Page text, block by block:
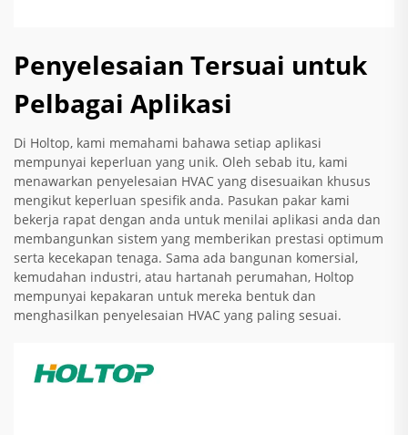
Penyelesaian Tersuai untuk
Pelbagai Aplikasi
Di Holtop, kami memahami bahawa setiap aplikasi
mempunyai keperluan yang unik. Oleh sebab itu, kami
menawarkan penyelesaian HVAC yang disesuaikan khusus
mengikut keperluan spesifik anda. Pasukan pakar kami
bekerja rapat dengan anda untuk menilai aplikasi anda dan
membangunkan sistem yang memberikan prestasi optimum
serta kecekapan tenaga. Sama ada bangunan komersial,
kemudahan industri, atau hartanah perumahan, Holtop
mempunyai kepakaran untuk mereka bentuk dan
menghasilkan penyelesaian HVAC yang paling sesuai.